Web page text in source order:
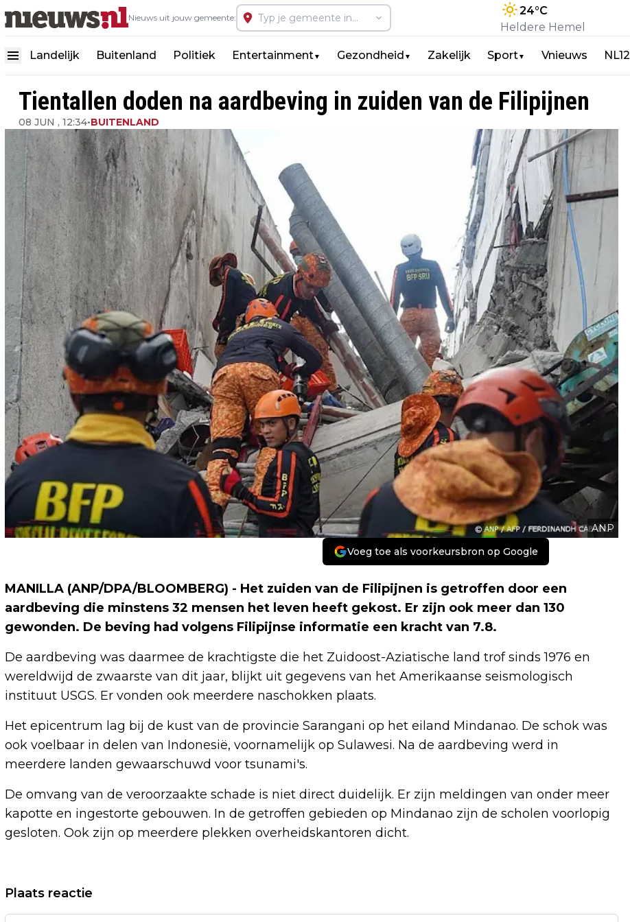
Nieuws uit jouw gemeente:
24°C
Heldere Hemel
Landelijk Buitenland Politiek Entertainment▼ Gezondheid ▼ Zakelijk Sport▼ Vnieuws NL12
Tientallen doden na aardbeving in zuiden van de Filipijnen
08 JUN , 12:34•BUITENLAND
ANP
Voeg toe als voorkeursbron op Google
MANILLA (ANP/DPA/BLOOMBERG) - Het zuiden van de Filipijnen is getroffen door een
aardbeving die minstens 32 mensen het leven heeft gekost. Er zijn ook meer dan 130
gewonden. De beving had volgens Filipijnse informatie een kracht van 7.8.
De aardbeving was daarmee de krachtigste die het Zuidoost-Aziatische land trof sinds 1976 en
wereldwijd de zwaarste van dit jaar, blijkt uit gegevens van het Amerikaanse seismologisch
instituut USGS. Er vonden ook meerdere naschokken plaats.
Het epicentrum lag bij de kust van de provincie Sarangani op het eiland Mindanao. De schok was
ook voelbaar in delen van Indonesië, voornamelijk op Sulawesi. Na de aardbeving werd in
meerdere landen gewaarschuwd voor tsunami's.
De omvang van de veroorzaakte schade is niet direct duidelijk. Er zijn meldingen van onder meer
kapotte en ingestorte gebouwen. In de getroffen gebieden op Mindanao zijn de scholen voorlopig
gesloten. Ook zijn op meerdere plekken overheidskantoren dicht.
Vorig artikel
CLAUDE EN SNELLE TE ZIEN IN TRAILER PAUS LEO SPREEKT IN SPAANS
Plaats reactie